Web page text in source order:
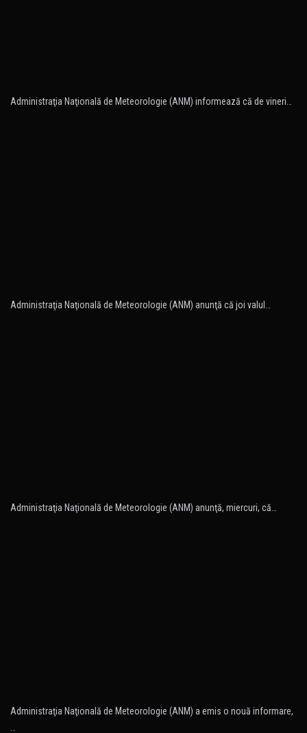
Administraţia Naţională de Meteorologie (ANM) informează că de vineri…
Administraţia Naţională de Meteorologie (ANM) anunţă că joi valul…
Administraţia Naţională de Meteorologie (ANM) anunţă, miercuri, că…
Administraţia Naţională de Meteorologie (ANM) a emis o nouă informare,